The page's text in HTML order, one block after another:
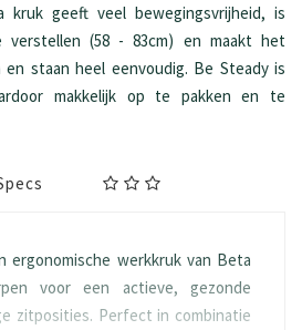
kruk geeft veel bewegingsvrijheid, is
(58 - 83cm) en maakt het
staan heel eenvoudig. Be Steady is
makkelijk op te pakken en te
ergonomische werkkruk van Beta
voor een actieve, gezonde
zitposities. Perfect in combinatie